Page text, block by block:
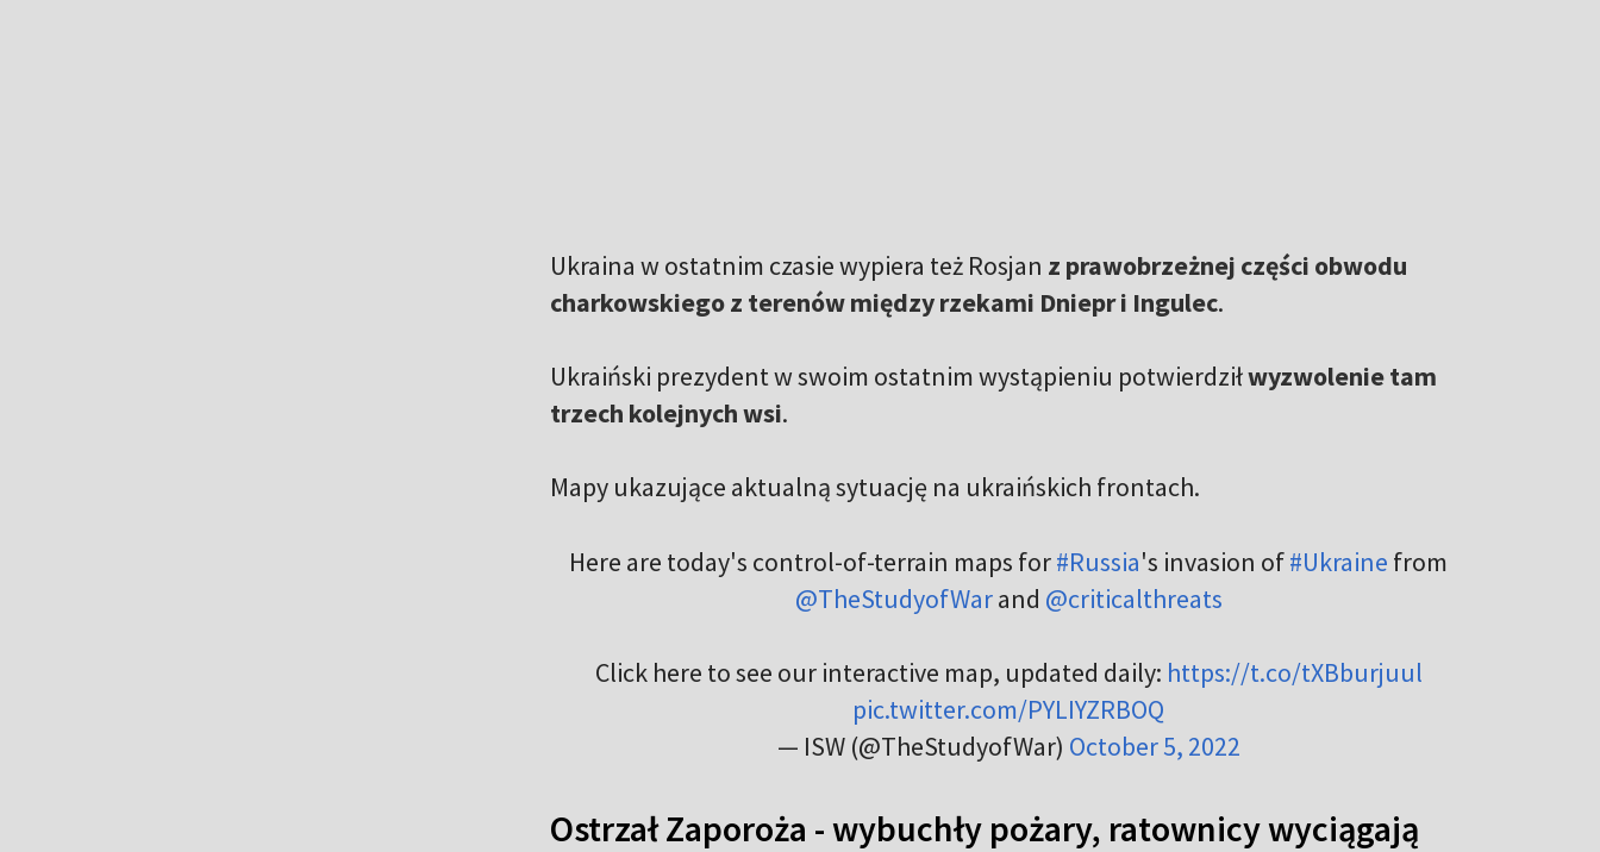
Ukraina w ostatnim czasie wypiera też Rosjan z prawobrzeżnej części obwodu
charkowskiego z terenów między rzekami Dniepr i Ingulec.
Ukraiński prezydent w swoim ostatnim wystąpieniu potwierdziłwyzwolenie tam
trzech kolejnych wsi.
Mapy ukazujące aktualną sytuację na ukraińskich frontach.
Here are today's control-of-terrain maps for#Russia's invasion of#Ukraine from
@TheStudyofWarand @criticalthreats
Click here to see our interactive map, updated daily: https://t.co/tXBburjuul
pic.twitter.com/PYLIYZRBOQ
— ISW (@TheStudyofWar) October 5, 2022
Ostrzał Zaporoża - wybuchły pożary, ratownicy wyciągają